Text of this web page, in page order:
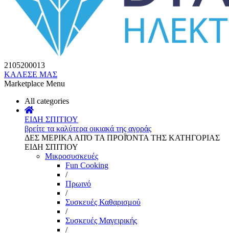
2105200013
ΚΑΛΕΣΕ ΜΑΣ
Marketplace Menu
All categories
ΕΙΔΗ ΣΠΙΤΙΟΥ
βρείτε τα καλύτερα οικιακά της αγοράς
ΔΕΣ ΜΕΡΙΚΑ ΑΠΌ ΤΑ ΠΡΟΪΌΝΤΑ ΤΗΣ ΚΑΤΗΓΟΡΙΑΣ
ΕΙΔΗ ΣΠΙΤΙΟΥ
Μικροσυσκευές
Fun Cooking
/
Πρωινό
/
Συσκευές Καθαρισμού
/
Συσκευές Μαγειρικής
/